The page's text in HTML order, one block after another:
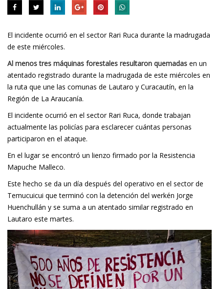
El incidente ocurrió en el sector Rari Ruca durante la madrugada
de este miércoles.
Al menos tres máquinas forestales resultaron quemadas en un
atentado registrado durante la madrugada de este miércoles en
la ruta que une las comunas de Lautaro y Curacautín, en la
Región de La Araucanía.
El incidente ocurrió en el sector Rari Ruca, donde trabajan
actualmente las policías para esclarecer cuántas personas
participaron en el ataque.
En el lugar se encontró un lienzo firmado por la Resistencia
Mapuche Malleco.
Este hecho se da un día después del operativo en el sector de
Temucuicui que terminó con la detención del werkén Jorge
Huenchullán y se suma a un atentado similar registrado en
Lautaro este martes.